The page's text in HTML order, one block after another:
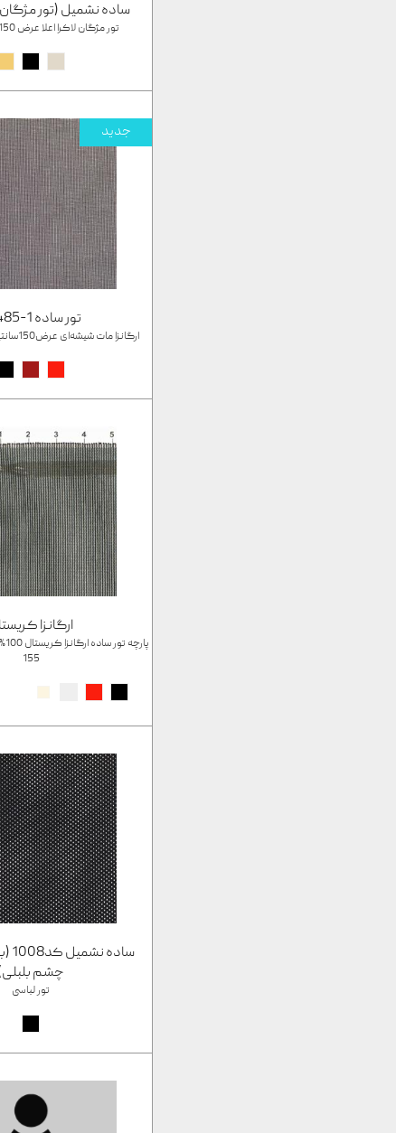
ساده نشمیل (تور مژگان
تور مژگان لاکرا اعلا عرض 150(±5) سانتیمتر
جدید
تور ساده 1-T-485
ارگانزا مات شیشه‌ای عرض150سانتیمتر تنوع رنگبندی
ارگانزا
155
چشم
تور لباسی